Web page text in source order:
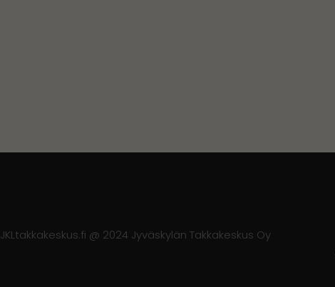
JKLtakkakeskus.fi @ 2024 Jyväskylän Takkakeskus Oy